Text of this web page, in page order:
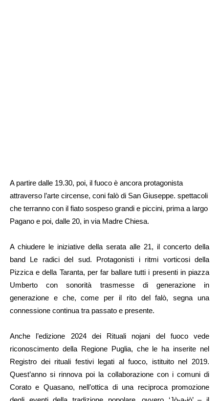
A partire dalle 19.30, poi, il fuoco è ancora protagonista
attraverso l’arte circense, coni falò di San Giuseppe. spettacoli
che terranno con il fiato sospeso grandi e piccini, prima a largo
Pagano e poi, dalle 20, in via Madre Chiesa.
A chiudere le iniziative della serata alle 21, il concerto della
band Le radici del sud. Protagonisti i ritmi vorticosi della
Pizzica e della Taranta, per far ballare tutti i presenti in piazza
Umberto con sonorità trasmesse di generazione in
generazione e che, come per il rito del falò, segna una
connessione continua tra passato e presente.
Anche l’edizione 2024 dei Rituali nojani del fuoco vede
riconoscimento della Regione Puglia, che le ha inserite nel
Registro dei rituali festivi legati al fuoco, istituito nel 2019.
Quest’anno si rinnova poi la collaborazione con i comuni di
Corato e Quasano, nell’ottica di una reciproca promozione